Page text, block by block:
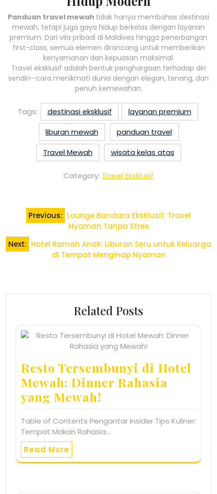
Panduan travel mewah tidak hanya membahas destinasi
mewah, tetapi juga gaya hidup berkelas dengan layanan
premium. Dari vila pribadi di Maldives hingga penerbangan
first-class, semua elemen dirancang untuk memberikan
kenyamanan dan kepuasan maksimal.
Travel eksklusif adalah bentuk penghargaan terhadap diri
sendiri—cara menikmati dunia dengan elegan, tenang, dan
penuh kemewahan.
Tags: destinasi eksklusif
layanan premium
liburan mewah
panduan travel
Travel Mewah
wisata kelas atas
Category: Travel Eksklusif
Post
navigation
Previous: Lounge Bandara Eksklusif: Travel
Nyaman Tanpa Stres
Next: Hotel Ramah Anak: Liburan Seru untuk Keluarga
di Tempat Menginap Nyaman
Related Posts
Resto Tersembunyi di Hotel
Mewah: Dinner Rahasia
yang Mewah!
Table of Contents Pengantar Insider Tips Kuliner:
Tempat Makan Rahasia…
Read More